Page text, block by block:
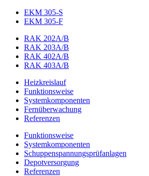
EKM 305-S
EKM 305-F
RAK 202A/B
RAK 203A/B
RAK 402A/B
RAK 403A/B
Heizkreislauf
Funktionsweise
Systemkomponenten
Fernüberwachung
Referenzen
Funktionsweise
Systemkomponenten
Schuppenspannungs­prüfanlagen
Depotversorgung
Referenzen